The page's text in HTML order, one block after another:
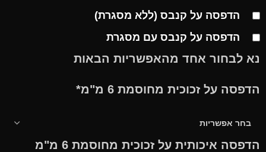
הדפסה על קנבס (ללא מסגרת)
הדפסה על קנבס עם מסגרת
נא לבחור אחד מהאפשריות הבאות
הדפסה על זכוכית מחוסמת 6 מ"מ *
הדפסה איכותית על זכוכית מחוסמת 6 מ"מ